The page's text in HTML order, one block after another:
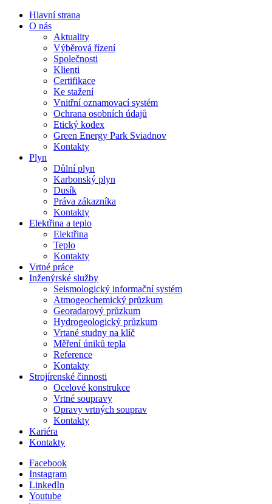
Hlavní strana
O nás
Aktuality
Výběrová řízení
Společnosti
Klienti
Certifikace
Ke stažení
Vnitřní oznamovací systém
Ochrana osobních údajů
Etický kodex
Green Energy Park Sviadnov
Kontakty
Plyn
Důlní plyn
Karbonský plyn
Dusík
Práva zákazníka
Kontakty
Elektřina a teplo
Elektřina
Teplo
Kontakty
Vrtné práce
Inženýrské služby
Seismologický informační systém
Atmogeochemický průzkum
Georadarový průzkum
Hydrogeologický průzkum
Vrtané studny na klíč
Měření úniků tepla
Reference
Kontakty
Strojírenské činnosti
Ocelové konstrukce
Vrtné soupravy
Opravy vrtných souprav
Kontakty
Kariéra
Kontakty
Facebook
Instagram
LinkedIn
Youtube